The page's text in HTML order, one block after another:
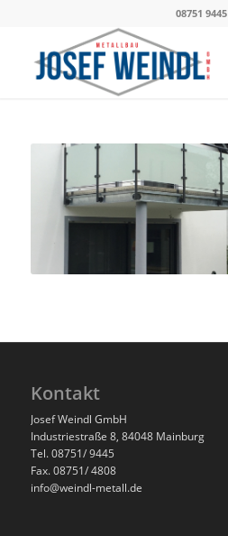
08751 9445
Kontakt
Josef Weindl GmbH
Industriestraße 8, 84048 Mainburg
Tel. 08751/ 9445
Fax. 08751/ 4808
info@weindl-metall.de